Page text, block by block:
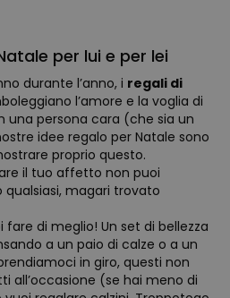
per lui e per lei
durante l’anno, i regali di
l’amore e la voglia di
una persona cara (che sia un
idee regalo per Natale sono
proprio questo.
il tuo affetto non puoi
magari trovato
fare di meglio! Un set di bellezza
a un paio di calze o a un
in giro, questi non
all’occasione (se hai meno di